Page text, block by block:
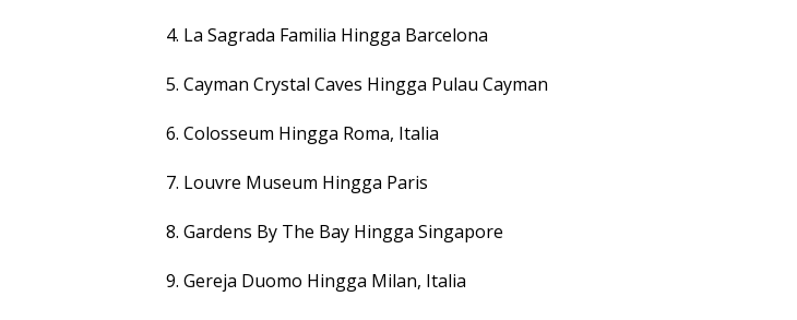
4. La Sagrada Familia Hingga Barcelona
5. Cayman Crystal Caves Hingga Pulau Cayman
6. Colosseum Hingga Roma, Italia
7. Louvre Museum Hingga Paris
8. Gardens By The Bay Hingga Singapore
9. Gereja Duomo Hingga Milan, Italia